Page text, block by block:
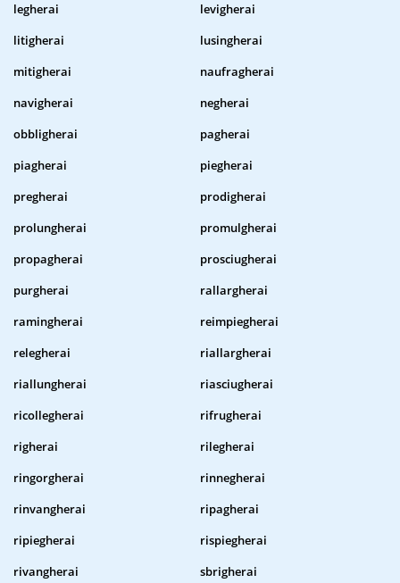
legherai
levigherai
litigherai
lusingherai
mitigherai
naufragherai
navigherai
negherai
obbligherai
pagherai
piagherai
piegherai
pregherai
prodigherai
prolungherai
promulgherai
propagherai
prosciugherai
purgherai
rallargherai
ramingherai
reimpiegherai
relegherai
riallargherai
riallungherai
riasciugherai
ricollegherai
rifrugherai
righerai
rilegherai
ringorgherai
rinnegherai
rinvangherai
ripagherai
ripiegherai
rispiegherai
rivangherai
sbrigherai